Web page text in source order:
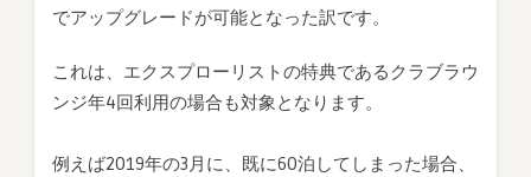
でアップグレードが可能となった訳です。
これは、エクスプローリストの特典であるクラブラウ
ンジ年4回利用の場合も対象となります。
例えば2019年の3月に、既に60泊してしまった場合、